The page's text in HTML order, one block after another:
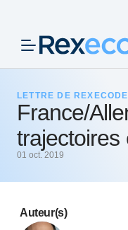
LETTRE DE REXECODE
France/
trajectoires
01 oct. 2019
Auteur(s)